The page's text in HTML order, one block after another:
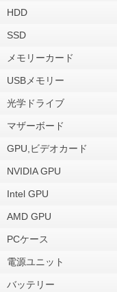
HDD
SSD
メモリーカード
USBメモリー
光学ドライブ
マザーボード
GPU,ビデオカード
NVIDIA GPU
Intel GPU
AMD GPU
PCケース
電源ユニット
バッテリー